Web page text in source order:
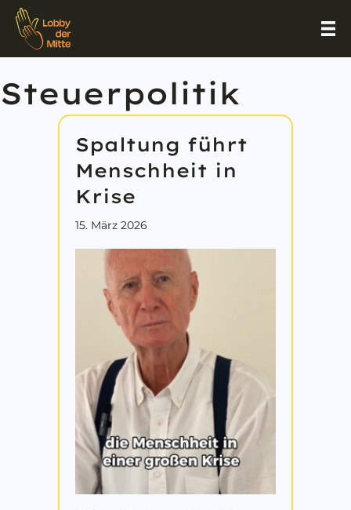
Steuerpolitik
Spaltung führt
Menschheit in
Krise
15. März 2026